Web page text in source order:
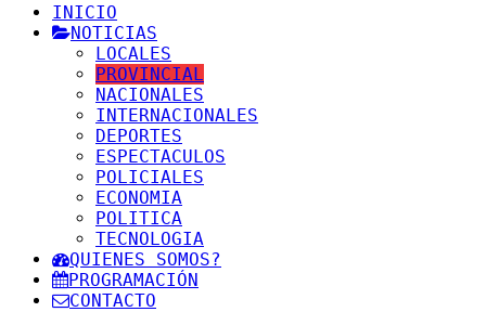
INICIO
NOTICIAS
LOCALES
PROVINCIAL
NACIONALES
INTERNACIONALES
DEPORTES
ESPECTACULOS
POLICIALES
ECONOMIA
POLITICA
TECNOLOGIA
QUIENES SOMOS?
PROGRAMACIÓN
CONTACTO